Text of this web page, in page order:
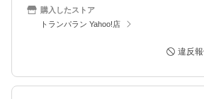
購入したストア
トランパラン Yahoo!店
違反